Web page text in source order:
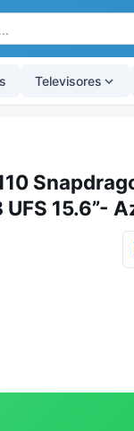
Televisores
15.6”-